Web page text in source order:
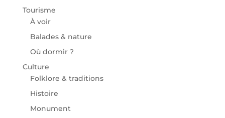
Tourisme
À voir
Balades & nature
Où dormir ?
Culture
Folklore & traditions
Histoire
Monument